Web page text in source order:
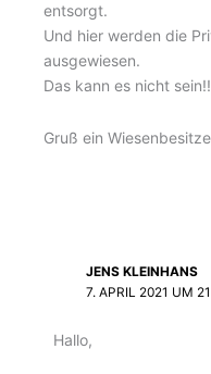
entsorgt.
Und hier werden die
ausgewiesen.
Das kann es nicht
Gruß ein
JENS KLEINHANS
7. APRIL 2021 UM
Hallo,